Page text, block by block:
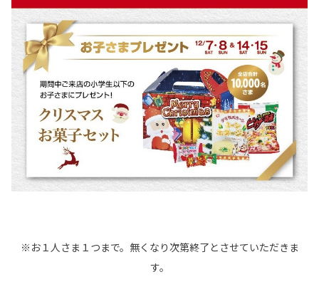
※お１人さま１つまで。無くなり次第終了とさせていただきま
す。